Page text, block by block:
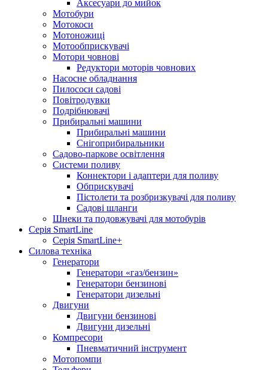
Аксесуари до мийок
Мотобури
Мотокоси
Мотоножиці
Мотообприскувачі
Мотори човнові
Редуктори моторів човнових
Насосне обладнання
Пилососи садові
Повітродувки
Подрібнювачі
Прибиральні машини
Прибиральні машини
Снігоприбиральники
Садово-паркове освітлення
Системи поливу
Коннектори і адаптери для поливу
Обприскувачі
Пістолети та розбризкувачі для поливу
Садові шланги
Шнеки та подовжувачі для мотобурів
Серія SmartLine
Серія SmartLine+
Силова техніка
Генератори
Генератори «газ/бензин»
Генератори бензинові
Генератори дизельні
Двигуни
Двигуни бензинові
Двигуни дизельні
Компресори
Пневматичний інструмент
Мотопомпи